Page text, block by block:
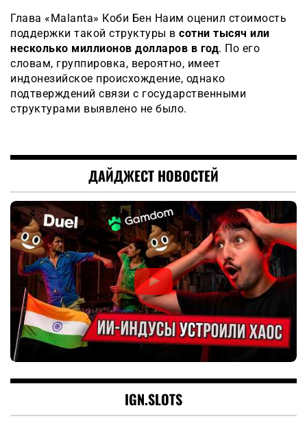
Глава «Malanta» Коби Бен Наим оценил стоимость
поддержки такой структуры в сотни тысяч или
несколько миллионов долларов в год. По его
словам, группировка, вероятно, имеет
индонезийское происхождение, однако
подтверждений связи с государственными
структурами выявлено не было.
ДАЙДЖЕСТ НОВОСТЕЙ
IGN.SLOTS